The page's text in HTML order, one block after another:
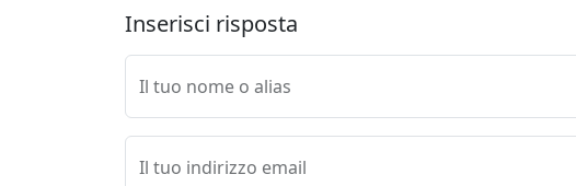
Inserisci risposta
Il tuo nome o alias
Il tuo indirizzo email